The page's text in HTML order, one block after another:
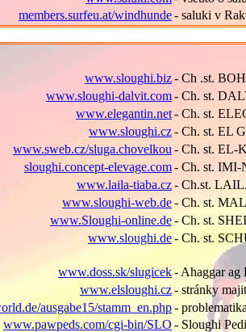
members.surfeu.at/windhunde- saluki v
www.sloughi.biz- Ch .st.
www.sloughi-dalvit.com- Ch. st.
www.elegantin.net- Ch. st.
www.sloughi.cz- Ch. st. EL
www.sweb.cz/sluga.chovelkou - Ch. st. EL-
sloughi.concept-elevage.com- Ch. st.
www.laila-tiaba.cz- Ch.st.
www.sloughi-web.de- Ch. st.
www.Sloughi-online.de- Ch. st.
www.sloughi.de- Ch. st.
www.doss.sk/slugicek- Ahaggar
www.elsloughi.cz- stránky
ausgabe15/stamm_en.php-
www.pawpeds.com/cgi-bin/SLO - Sloughi